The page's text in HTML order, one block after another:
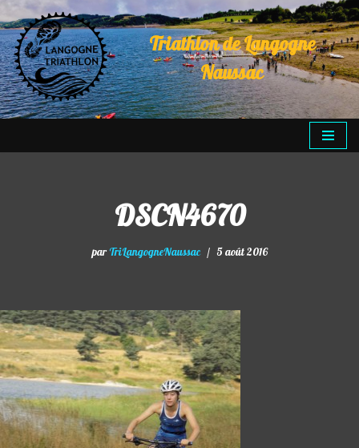
Aller
au
contenu
Triathlon de Langogne
Naussac
DSCN4670
par TriLangogneNaussac 5 août 2016